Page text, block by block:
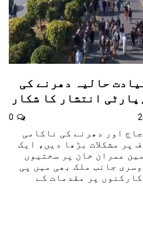
حالیہ دھرنے کی
انتشار کا شکار
اور دھرنے کی ناکامی
پر مشکلات بڑھا دیں، ایک
عمران خان پر سختیوں
جانب ملک بھی میں پی
پر مقدمات کے